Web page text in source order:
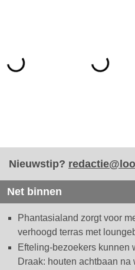
Nieuwstip?
Net binnen
Phantasialand zorgt voor
verhoogd terras met
Efteling-bezoekers kunnen
Draak: houten achtbaan